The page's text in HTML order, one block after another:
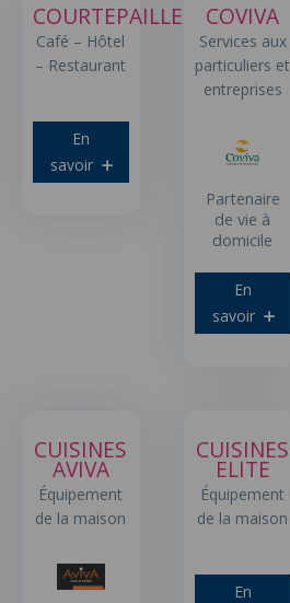
COURTEPAILLE
Café – Hôtel
– Restaurant
En
savoir
COVIVA
Services aux
particuliers et
entreprises
Partenaire
de vie à
domicile
En
savoir
CUISINES
AVIVA
Équipement
de la maison
CUISINES
ELITE
Équipement
de la maison
En